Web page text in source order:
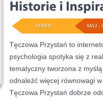
MAJ -
ADMIN
Tęczowa Przystań to
psychologia spotyka się z
tematyczny tworzona z
odnaleźć więcej równowagi
Tęczowa Przystań dobrze